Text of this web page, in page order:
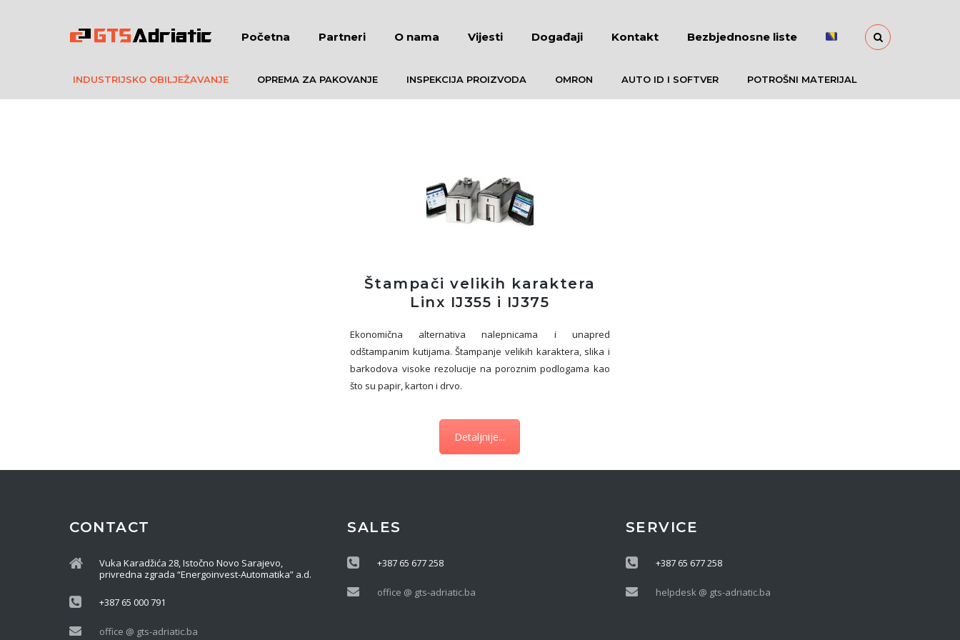
Početna Partneri O nama Vijesti Događaji Kontakt Bezbjednosne liste
INDUSTRIJSKO OBILJEŽAVANJE OPREMA ZA PAKOVANJE INSPEKCIJA PROIZVODA OMRON AUTO ID I SOFTVER POTROŠNI MATERIJAL
Štampači velikih karaktera
Linx IJ355 i IJ375
Ekonomična alternativa nalepnicama i unapred
odštampanim kutijama. Štampanje velikih karaktera, slika i
barkodova visoke rezolucije na poroznim podlogama kao
što su papir, karton i drvo.
Detaljnije...
CONTACT
Vuka Karadžića 28, Istočno Novo Sarajevo,
privredna zgrada “Energoinvest-Automatika” a.d.
+387 65 000 791
office @ gts-adriatic.ba
SALES
+387 65 677 258
office @ gts-adriatic.ba
SERVICE
+387 65 677 258
helpdesk @ gts-adriatic.ba